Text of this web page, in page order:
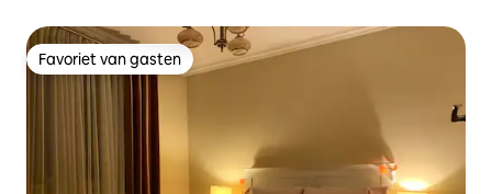
Favoriet van gasten
Favoriet van gasten